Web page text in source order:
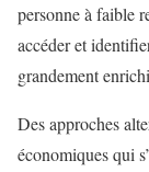
personne à faible
accéder et
grandement
Des approches
économiques qui